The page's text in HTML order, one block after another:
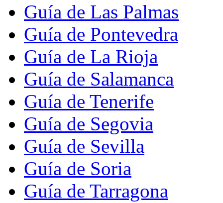
Guía de Las Palmas
Guía de Pontevedra
Guía de La Rioja
Guía de Salamanca
Guía de Tenerife
Guía de Segovia
Guía de Sevilla
Guía de Soria
Guía de Tarragona